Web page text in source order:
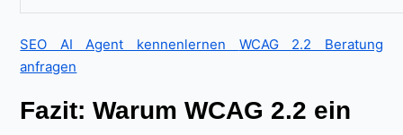
SEO AI Agent kennenlernen
WCAG 2.2 Beratung
anfragen
Fazit: Warum WCAG 2.2 ein